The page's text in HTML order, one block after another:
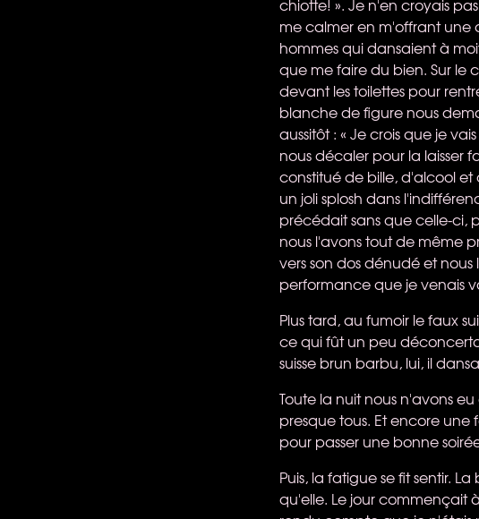
me calmer en m'offrant
hommes qui dansaient à
que me faire du bien. Sur le
devant les toilettes pour
blanche de figure nous
aussitôt : « Je crois que je
nous décaler pour la laisser
constitué de bille, d'alcool et
un joli splosh dans
précédait sans que celle-ci,
nous l'avons tout de même
vers son dos dénudé et
performance que je venais
Plus tard, au fumoir le faux
ce qui fût un peu
suisse brun barbu, lui, il
Toute la nuit nous n'avons
presque tous. Et encore une
pour passer une bonne
Puis, la fatigue se fit sentir.
qu'elle. Le jour commençait